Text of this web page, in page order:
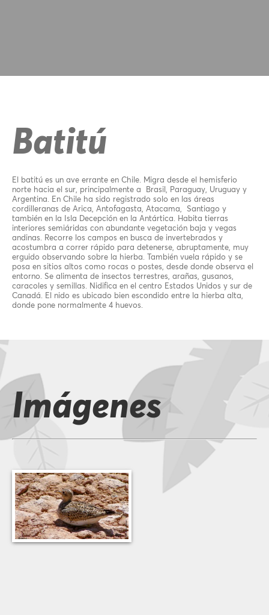
Batitú
El batitú es un ave errante en Chile. Migra desde el hemisferio
norte hacia el sur, principalmente a Brasil, Paraguay, Uruguay y
Argentina. En Chile ha sido registrado solo en las áreas
cordilleranas de Arica, Antofagasta, Atacama, Santiago y
también en la Isla Decepción en la Antártica. Habita tierras
interiores semiáridas con abundante vegetación baja y vegas
andinas. Recorre los campos en busca de invertebrados y
acostumbra a correr rápido para detenerse, abruptamente, muy
erguido observando sobre la hierba. También vuela rápido y se
posa en sitios altos como rocas o postes, desde donde observa el
entorno. Se alimenta de insectos terrestres, arañas, gusanos,
caracoles y semillas. Nidifica en el centro Estados Unidos y sur de
Canadá. El nido es ubicado bien escondido entre la hierba alta,
donde pone normalmente 4 huevos.
Imágenes